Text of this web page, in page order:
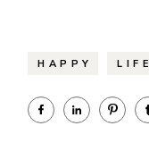
HAPPY LIFE